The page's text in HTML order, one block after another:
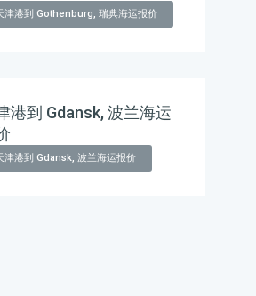
津港到 Gothenburg, 瑞典海运报价
港到 Gdansk, 波兰海运
津港到 Gdansk, 波兰海运报价